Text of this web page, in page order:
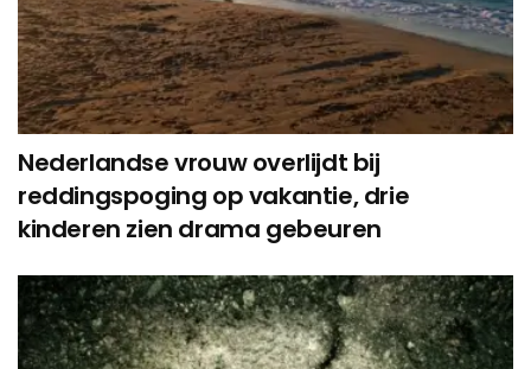
Nederlandse vrouw overlijdt bij
reddingspoging op vakantie, drie
kinderen zien drama gebeuren